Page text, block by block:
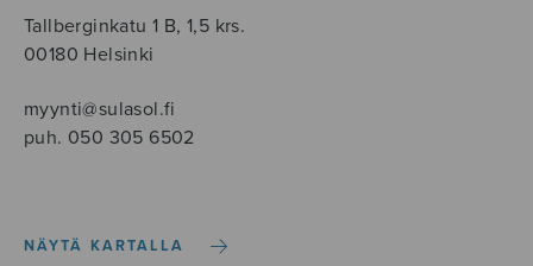
Tallberginkatu 1 B, 1,5 krs.
00180 Helsinki
myynti@sulasol.fi
puh. 050 305 6502
NÄYTÄ KARTALLA